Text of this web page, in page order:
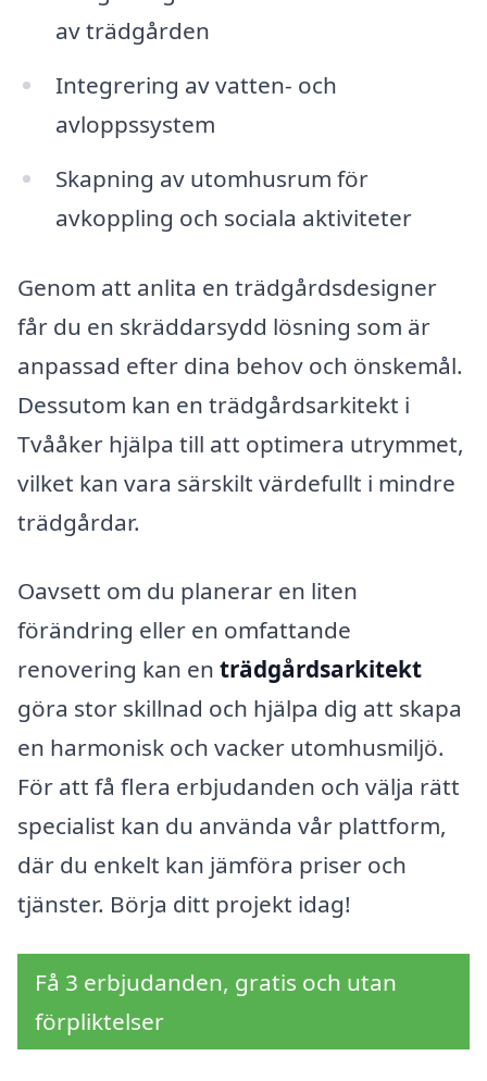
av trädgården
Integrering av vatten- och
avloppssystem
Skapning av utomhusrum för
avkoppling och sociala aktiviteter
Genom att anlita en trädgårdsdesigner
får du en skräddarsydd lösning som är
anpassad efter dina behov och önskemål.
Dessutom kan en trädgårdsarkitekt i
Tvååker hjälpa till att optimera utrymmet,
vilket kan vara särskilt värdefullt i mindre
trädgårdar.
Oavsett om du planerar en liten
förändring eller en omfattande
renovering kan en trädgårdsarkitekt
göra stor skillnad och hjälpa dig att skapa
en harmonisk och vacker utomhusmiljö.
För att få flera erbjudanden och välja rätt
specialist kan du använda vår plattform,
där du enkelt kan jämföra priser och
tjänster. Börja ditt projekt idag!
Få 3 erbjudanden, gratis och utan
förpliktelser